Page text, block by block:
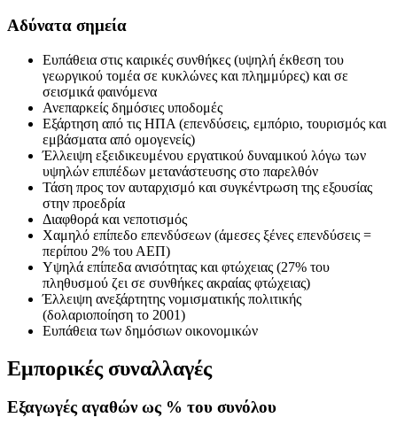
Αδύνατα σημεία
Ευπάθεια στις καιρικές συνθήκες (υψηλή έκθεση του
γεωργικού τομέα σε κυκλώνες και πλημμύρες) και σε
σεισμικά φαινόμενα
Ανεπαρκείς δημόσιες υποδομές
Εξάρτηση από τις ΗΠΑ (επενδύσεις, εμπόριο, τουρισμός και
εμβάσματα από ομογενείς)
Έλλειψη εξειδικευμένου εργατικού δυναμικού λόγω των
υψηλών επιπέδων μετανάστευσης στο παρελθόν
Τάση προς τον αυταρχισμό και συγκέντρωση της εξουσίας
στην προεδρία
Διαφθορά και νεποτισμός
Χαμηλό επίπεδο επενδύσεων (άμεσες ξένες επενδύσεις =
περίπου 2% του ΑΕΠ)
Υψηλά επίπεδα ανισότητας και φτώχειας (27% του
πληθυσμού ζει σε συνθήκες ακραίας φτώχειας)
Έλλειψη ανεξάρτητης νομισματικής πολιτικής
(δολαριοποίηση το 2001)
Ευπάθεια των δημόσιων οικονομικών
Εμπορικές συναλλαγές
Εξαγωγές αγαθών ως % του συνόλου